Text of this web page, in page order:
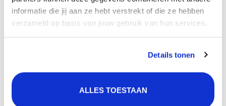
informatie die jij aan ze hebt verstrekt of die ze hebben
verzameld op basis van jouw gebruik van hun services.
Details tonen
ALLES TOESTAAN
Soort licht: Warm wit
Energiebesparend: Ja
Verbruik per ledspot: 3 Watt